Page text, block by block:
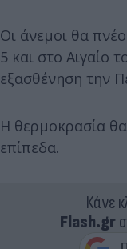
Οι άνεμοι θα
5 και στο Αιγαίο
εξασθένηση την
Η θερμοκρασία
επίπεδα.
Κάνε
Flash.gr